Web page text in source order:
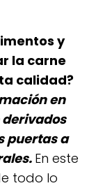
y
la carne
calidad?
en
puertas a
En este
todo lo